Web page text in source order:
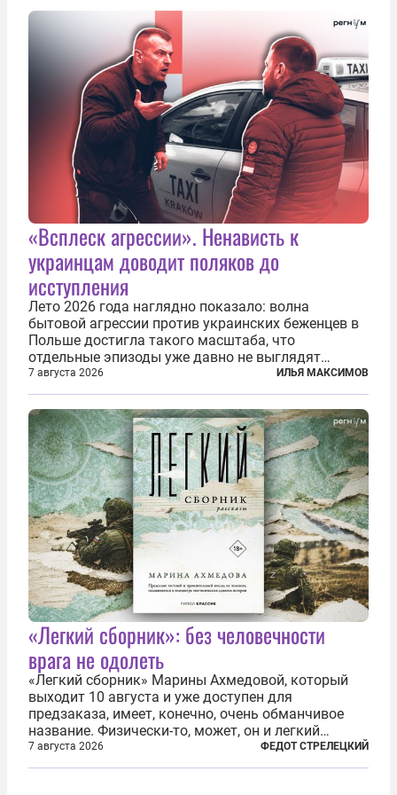
послушных исполнителей, которые...
«Всплеск агрессии». Ненависть к
украинцам доводит поляков до
исступления
Лето 2026 года наглядно показало: волна
бытовой агрессии против украинских беженцев в
Польше достигла такого масштаба, что
отдельные эпизоды уже давно не выглядят
случайными. Поляки, судя по происходящему,
буквально теряют рассудок от ненависти к
украинским беженцам, и каждый новый случай
по-своему...
7 августа 2026 ИЛЬЯ МАКСИМОВ
«Легкий сборник»: без человечности
врага не одолеть
«Легкий сборник» Марины Ахмедовой, который
выходит 10 августа и уже доступен для
предзаказа, имеет, конечно, очень обманчивое
название. Физически-то, может, он и легкий
относительно. Но метафизически —
безотносительно тяжелый. Десять рассказов,
7 августа 2026 ФЕДОТ СТРЕЛЕЦКИЙ